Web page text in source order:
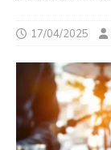
17/04/2025